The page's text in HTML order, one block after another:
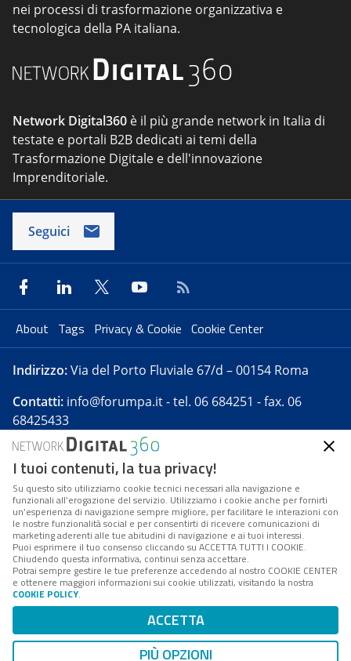
nei processi di trasformazione organizzativa e
tecnologica della PA italiana.
Network Digital360 è il più grande network in Italia di
testate e portali B2B dedicati ai temi della
Trasformazione Digitale e dell'innovazione
Imprenditoriale.
Seguici
About Tags Privacy & Cookie Cookie Center
Indirizzo:Via del Porto Fluviale 67/d – 00154 Roma
Contatti: info@forumpa.it- tel. 06 684251 - fax. 06
68425433
Forumpa.itè una pubblicazione telematica iscritta
presso Registro della stampa del Tribunale di Roma -
Reg. n. 182 del 2 maggio 2008 - Direttore resp. Michela
Stentella
FPA s.r.l. è società soggetta a Direzione e
Coordinamento da parte di Digital360 S.p.A. - FPA s.r.l.
è un'azienda certificata per il sistema di management
Codice Fiscale/Partita IVA n. 10693191008 - R.E.A. Roma
n. 1249791. ISP AWS
Mappa del sito
I tuoi contenuti, la tua privacy!
Su questo sito utilizziamo cookie tecnici necessari alla navigazione e
funzionali all’erogazione del servizio. Utilizziamo i cookie anche per fornirti
un’esperienza di navigazione sempre migliore, per facilitare le interazioni con
le nostre funzionalità social e per consentirti di ricevere comunicazioni di
marketing aderenti alle tue abitudini di navigazione e ai tuoi interessi.
Puoi esprimere il tuo consenso cliccando su ACCETTA TUTTI I COOKIE.
Chiudendo questa informativa, continui senza accettare.
Potrai sempre gestire le tue preferenze accedendo al nostro COOKIE CENTER
e ottenere maggiori informazioni sui cookie utilizzati, visitando la nostra
COOKIE POLICY.
ACCETTA
PIÙ OPZIONI